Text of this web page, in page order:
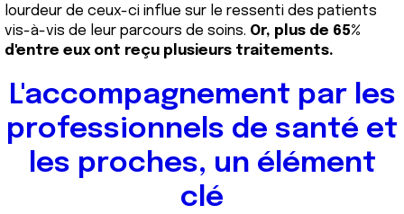
lourdeur de ceux-ci influe sur le ressenti des patients
vis-à-vis de leur parcours de soins. Or, plus de 65%
d'entre eux ont reçu plusieurs traitements.
L'accompagnement par les
professionnels de santé et
les proches, un élément
clé